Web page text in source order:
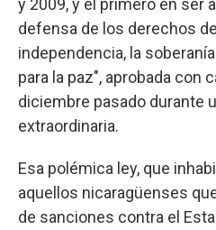
y 2009, y el primero en ser
defensa de los derechos
independencia, la
para la paz", aprobada con
diciembre pasado durante
extraordinaria.
Esa polémica ley, que
aquellos nicaragüenses
de sanciones contra el